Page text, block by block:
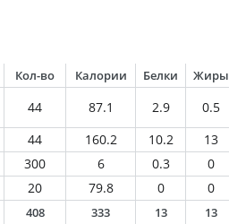
Кол-во Калории Белки Жиры
44 87.1 2.9 0.5
44 160.2 10.2 13
300 6 0.3 0
20 79.8 0 0
408 333 13 13